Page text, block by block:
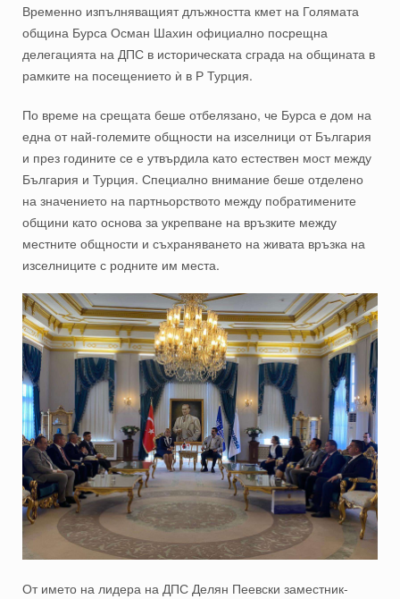
Временно изпълняващият длъжността кмет на Голямата
община Бурса Осман Шахин официално посрещна
делегацията на ДПС в историческата сграда на общината в
рамките на посещението ѝ в Р Турция.
По време на срещата беше отбелязано, че Бурса е дом на
една от най-големите общности на изселници от България
и през годините се е утвърдила като естествен мост между
България и Турция. Специално внимание беше отделено
на значението на партньорството между побратимените
общини като основа за укрепване на връзките между
местните общности и съхраняването на живата връзка на
изселниците с родните им места.
От името на лидера на ДПС Делян Пеевски заместник-